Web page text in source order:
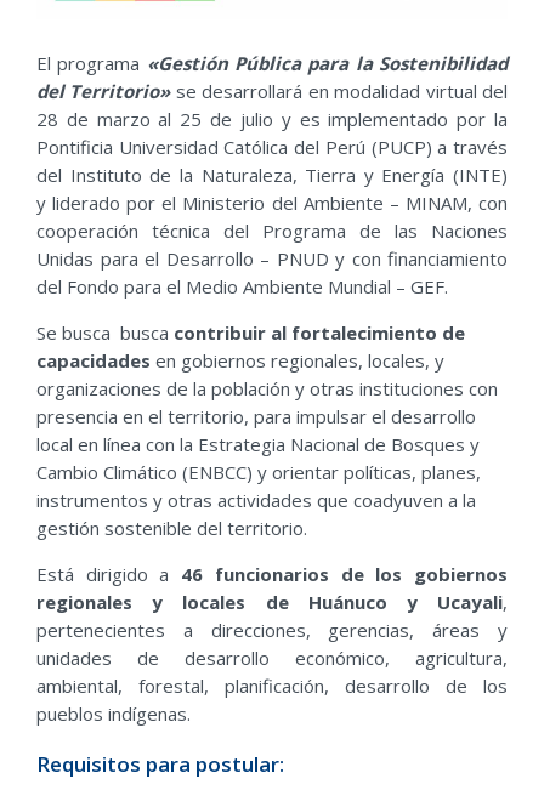
El programa «Gestión Pública para la Sostenibilidad
del Territorio»se desarrollará en modalidad virtual del
28 de marzo al 25 de julio y es implementado por la
Pontificia Universidad Católica del Perú (PUCP) a través
del Instituto de la Naturaleza, Tierra y Energía (INTE)
y liderado por el Ministerio del Ambiente – MINAM, con
cooperación técnica del Programa de las Naciones
Unidas para el Desarrollo – PNUD y con financiamiento
del Fondo para el Medio Ambiente Mundial – GEF.
Se busca busca contribuir al fortalecimiento de
capacidades en gobiernos regionales, locales, y
organizaciones de la población y otras instituciones con
presencia en el territorio, para impulsar el desarrollo
local en línea con la Estrategia Nacional de Bosques y
Cambio Climático (ENBCC) y orientar políticas, planes,
instrumentos y otras actividades que coadyuven a la
gestión sostenible del territorio.
Está dirigido a 46 funcionarios de los gobiernos
regionales y locales de Huánuco y Ucayali,
pertenecientes a direcciones, gerencias, áreas y
unidades de desarrollo económico, agricultura,
ambiental, forestal, planificación, desarrollo de los
pueblos indígenas.
Requisitos para postular: